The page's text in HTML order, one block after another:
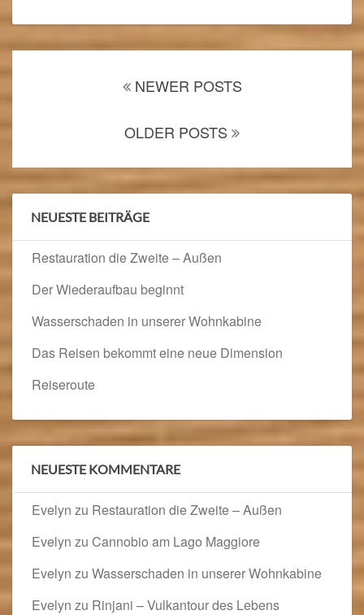
E
NEWER POSTS
OLDER POSTS
NEUESTE BEITRÄGE
Restauration die Zweite – Außen
Der Wiederaufbau beginnt
Wasserschaden in unserer Wohnkabine
Das Reisen bekommt eine neue Dimension
Reiseroute
NEUESTE KOMMENTARE
Evelyn zu Restauration die Zweite – Außen
Evelyn zu Cannobio am Lago Maggiore
Evelyn zu Wasserschaden in unserer Wohnkabine
Evelyn zu Rinjani – Vulkantour des Lebens